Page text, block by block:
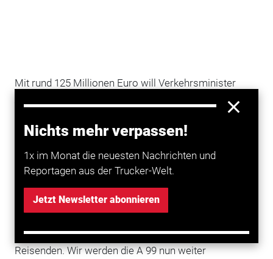
Nichts mehr verpassen!
1x im Monat die neuesten Nachrichten und
Reportagen aus der Trucker-Welt.
Jetzt Newsletter abonnieren
Mit rund 125 Millionen Euro will Verkehrsminister
99 zwischen den
Kirchheim beiMünchenausbauen. Acht Streifen
Montag, 23. August, fand der Spatenstich durch
Scheuer statt: „Die A 99 hat überragende Bedeutung
für den Großraum München. Ob von Nord nach Süd
oder Ost nach West – sie führt den Verkehr sicher um
den Ferienzeiten, mit einer enormen Zahl an
Reisenden. Wir werden die A 99 nun weiter